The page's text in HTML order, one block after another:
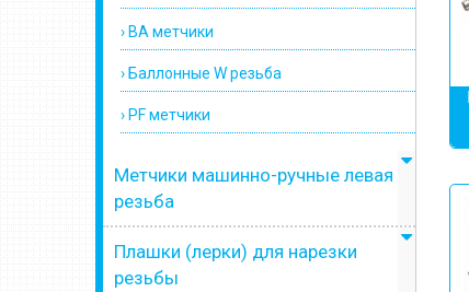
› BA метчики
› Баллонные W резьба
› PF метчики
Метчики машинно-ручные левая
резьба
Плашки (лерки) для нарезки
резьбы